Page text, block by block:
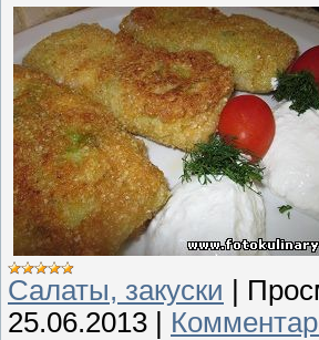
Cалаты, закуски
25.06.2013